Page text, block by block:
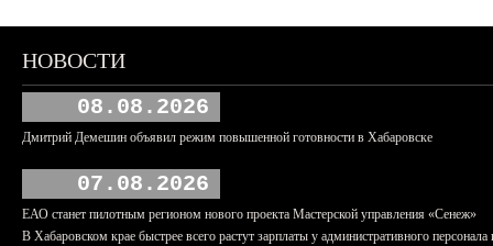
НОВОСТИ
08.08.2026
Дмитрий Демешин объявил режим повышенной готовности в Хабаровске
07.08.2026
ЕАО станет пилотным регионом нового проекта Мастерской управления «Сенеж»
В Хабаровском крае быстрее всего растут зарплаты у административного персонала